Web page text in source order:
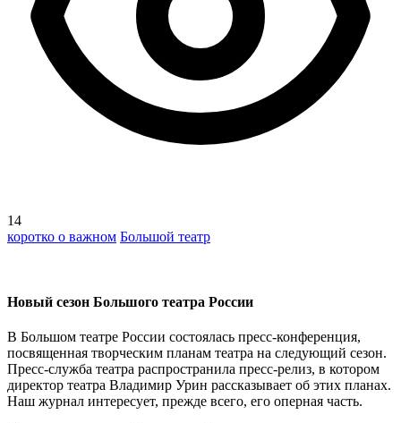
14
коротко о важном Большой театр
Новый сезон Большого театра России
В Большом театре России состоялась пресс-конференция,
посвященная творческим планам театра на следующий сезон.
Пресс-служба театра распространила пресс-релиз, в котором
директор театра Владимир Урин рассказывает об этих планах.
Наш журнал интересует, прежде всего, его оперная часть.